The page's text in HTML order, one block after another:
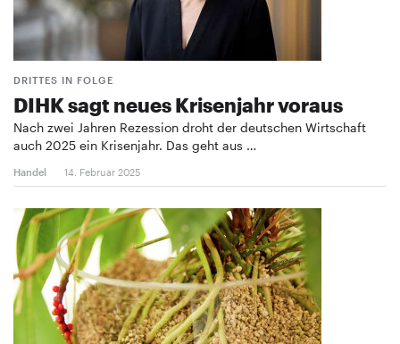
DRITTES IN FOLGE
DIHK sagt neues Krisenjahr voraus
Nach zwei Jahren Rezession droht der deutschen Wirtschaft
auch 2025 ein Krisenjahr. Das geht aus …
Handel 14. Februar 2025